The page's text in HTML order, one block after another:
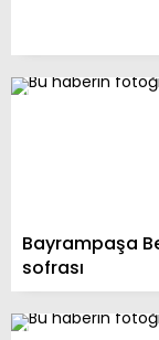
Bayrampaşa
sofrası